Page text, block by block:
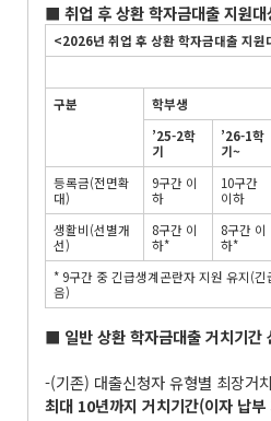
■ 취업 후 상환 학자금대출 지원
<2026년 취업 후 상환 학자금대출 지원
구분 학부생
’25-2학
기
’26-1학
기~
등록금(전면확
대)
9구간 이
하
10구간
이하
생활비(선별개
선)
8구간 이
하*
8구간 이
하*
* 9구간 중 긴급생계곤란자 지원 유지(
음)
■ 일반 상환 학자금대출 거치기간
-(기존) 대출신청자 유형별 최장거
최대 10년까지 거치기간(이자 납부